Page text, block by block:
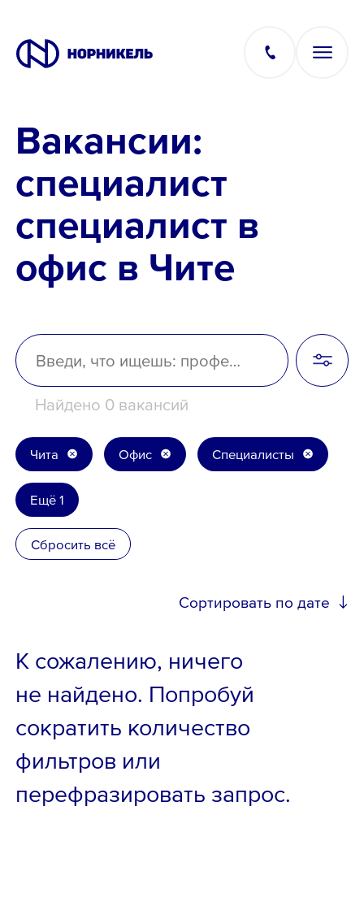
Вакансии
Производство
Офис
IT
Студентам
Школьникам
Локации
8 800 700-19-43
Вакансии:
специалист
специалист в
офис в Чите
Найдено 0 вакансий
Чита Офис Специалисты
Ещё 1
Сбросить всё
Сортировать по дате
К сожалению, ничего
не найдено. Попробуй
сократить количество
фильтров или
перефразировать запрос.